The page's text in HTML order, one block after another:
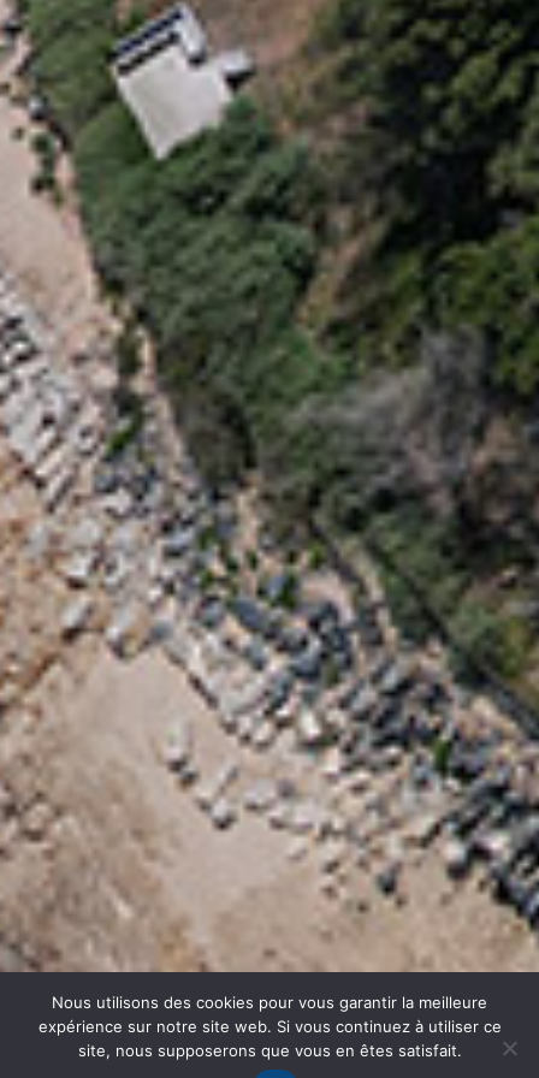
Nous utilisons des cookies pour vous garantir la meilleure
expérience sur notre site web. Si vous continuez à utiliser ce
site, nous supposerons que vous en êtes satisfait.